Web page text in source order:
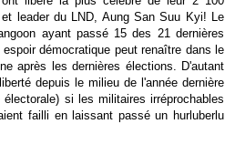
leader du LND, Aung San Suu Kyi! Le
ayant passé 15 des 21 dernières
démocratique peut renaître dans le
après les dernières élections. D'autant
depuis le milieu de l'année dernière
si les militaires irréprochables
failli en laissant passé un hurluberlu